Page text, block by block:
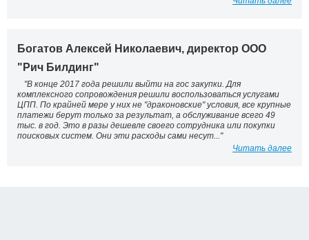
Богатов Алексей Николаевич, директор ООО
"Рич Билдинг"
"В конце 2017 года решили выйти на гос закупки. Для
комплексного сопровождения решили воспользоваться услугами
ЦПП. По крайней мере у них не "драконовские" условия, все крупные
платежи берут только за результат, а обслуживание всего 49
тыс. в год. Это в разы дешевле своего сотрудника или покупки
поисковых систем. Они эти расходы сами несут..."
Читать далее